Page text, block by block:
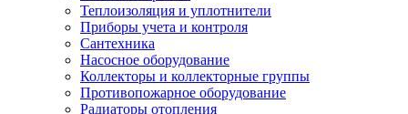
Теплоизоляция и уплотнители
Приборы учета и контроля
Сантехника
Насосное оборудование
Коллекторы и коллекторные группы
Противопожарное оборудование
Радиаторы отопления